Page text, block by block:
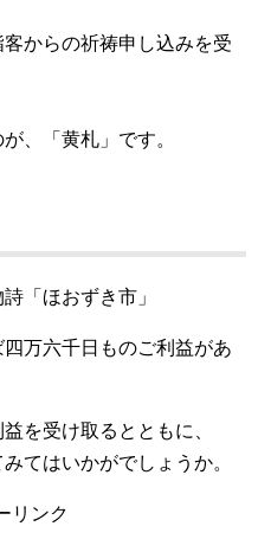
からの祈祷申し込みを受
、「黄札」です。
「ほおずき市」
万六千日ものご利益があ
を受け取るとともに、
てはいかがでしょうか。
リンク